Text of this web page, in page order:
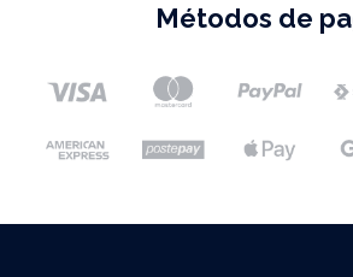
Métodos de